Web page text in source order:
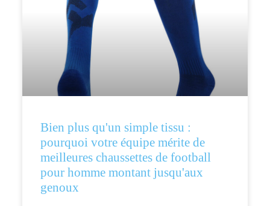
Bien plus qu'un simple tissu :
pourquoi votre équipe mérite de
meilleures chaussettes de football
pour homme montant jusqu'aux
genoux